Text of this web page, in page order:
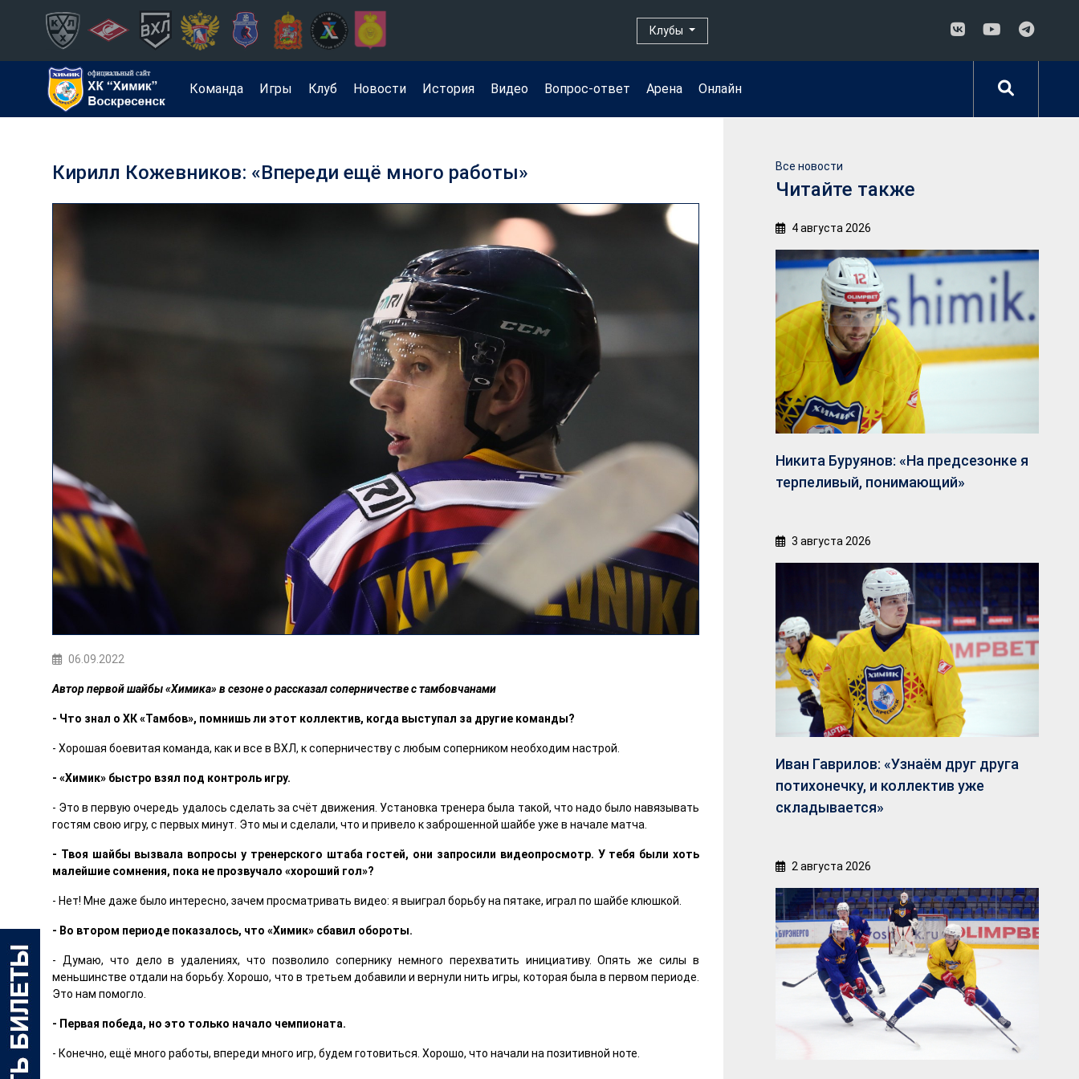
Клубы
Команда Игры Клуб Новости История Видео Вопрос-ответ Арена Онлайн
Кирилл Кожевников: «Впереди ещё много работы»
06.09.2022
Автор первой шайбы «Химика» в сезоне о рассказал соперничестве с тамбовчанами
- Что знал о ХК «Тамбов», помнишь ли этот коллектив, когда выступал за другие команды?
- Хорошая боевитая команда, как и все в ВХЛ, к соперничеству с любым соперником необходим настрой.
- «Химик» быстро взял под контроль игру.
- Это в первую очередь удалось сделать за счёт движения. Установка тренера была такой, что надо было навязывать
гостям свою игру, с первых минут. Это мы и сделали, что и привело к заброшенной шайбе уже в начале матча.
- Твоя шайбы вызвала вопросы у тренерского штаба гостей, они запросили видеопросмотр. У тебя были хоть
малейшие сомнения, пока не прозвучало «хороший гол»?
- Нет! Мне даже было интересно, зачем просматривать видео: я выиграл борьбу на пятаке, играл по шайбе клюшкой.
- Во втором периоде показалось, что «Химик» сбавил обороты.
- Думаю, что дело в удалениях, что позволило сопернику немного перехватить инициативу. Опять же силы в
меньшинстве отдали на борьбу. Хорошо, что в третьем добавили и вернули нить игры, которая была в первом периоде.
Это нам помогло.
- Первая победа, но это только начало чемпионата.
- Конечно, ещё много работы, впереди много игр, будем готовиться. Хорошо, что начали на позитивной ноте.
Все новости
Читайте также
4 августа 2026
Никита Буруянов: «На предсезонке я
терпеливый, понимающий»
3 августа 2026
Иван Гаврилов: «Узнаём друг друга
потихонечку, и коллектив уже
складывается»
2 августа 2026